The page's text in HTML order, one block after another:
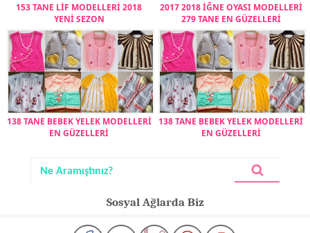
153 TANE LİF MODELLERİ 2018
YENİ SEZON
2017 2018 İĞNE OYASI MODELLERİ
279 TANE EN GÜZELLERİ
138 TANE BEBEK YELEK MODELLERİ
EN GÜZELLERİ
138 TANE BEBEK YELEK MODELLERİ
EN GÜZELLERİ
Sosyal Ağlarda Biz